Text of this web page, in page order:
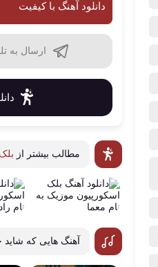
دانلود آهنگ با کیفیت
ارسال به
مطالب بیشتر از
آهنگ هایی که شاید